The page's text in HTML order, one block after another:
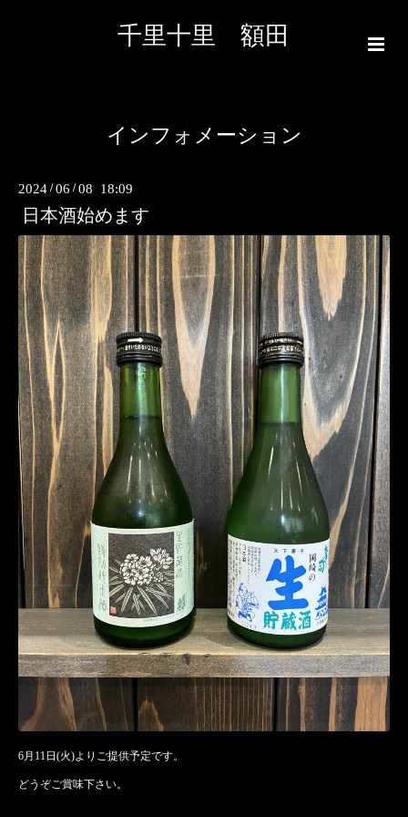
千里十里 額田
インフォメーション
2024 /06 /08 18:09
日本酒始めます
6月11日(火)よりご提供予定です。
どうぞご賞味下さい。